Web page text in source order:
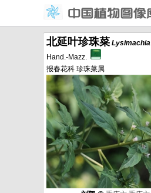
北延叶珍珠菜 Lysimachia
Hand.-Mazz.
报春花科 珍珠菜属